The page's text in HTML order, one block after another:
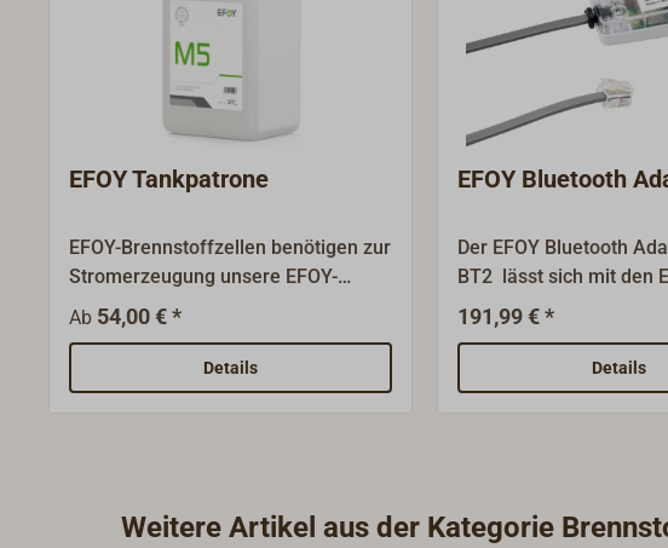
EFOY Tankpatrone
EFOY-Brennstoffzellen benötigen zur
Stromerzeugung unsere EFOY-
Tankpatronen. Diese verfügen über
ein speziell für EFOY-
Brennstoffzellen entwickeltes,
sicherheitsgeprüftes System und
nicht mit dem Betriebsstoff in
Berührung und kann sie in
Ab 54,00 € *
Details
EFOY Bluetooth
Der EFOY Bluetooth
BT2 lässt sich mit den
Brennstoffzellen und
Batterien verbinden
somit die Steuerung und
Überwachung via App
191,99 € *
Details
Weitere Artikel aus der Kategorie